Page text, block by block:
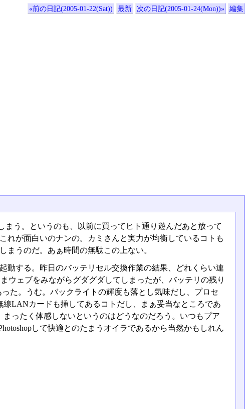
«前の日記(2005-01-22(Sat)) 最新 次の日記(2005-01-24(Mon))» 編集
う。というのも、以前に買ってヒト通り遊んだあと放って
れが面白いのナンの。カミさんと実力が均衡しているコトも
まうのだ。あぁ時間の無駄この上ない。
動する。昨日のバッテリセル交換作業の結果、どれくらい連
ェブをみながらグダグダしてしまったが、バッテリの残り
た。うむ。バックライトの輝度も落とし気味だし、プロセ
LANカードも挿してあるコトだし、まぁ妥当なところであ
ったく体感しないというのはどうなのだろう。いつもプア
して快適とのたまうオイラであるから当然かもしれん